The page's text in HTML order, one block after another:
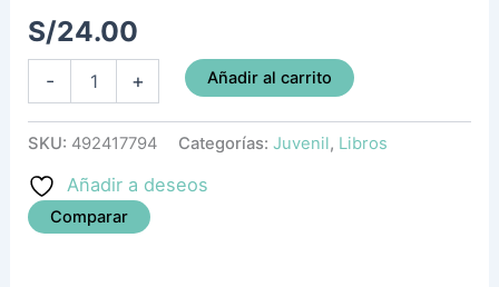
S/24.00
- + Añadir al carrito
SKU: 492417794 Categorías:Juvenil, Libros
Añadir a deseos
Comparar